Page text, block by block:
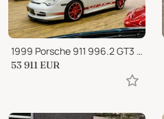
1999 Porsche 911 996.2 GT3 RS
53 911 EUR